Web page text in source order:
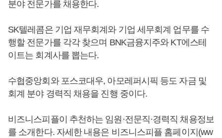
분야 전문가를 채용한다.
SK텔레콤은 기업 재무회계와 기업 세무회계 업무를 수
행할 전문가를 각각 찾으며 BNK금융지주와 KT에스테
이트는 회계사를 뽑는다.
수협중앙회와 포스코대우, 아모레퍼시픽 등도 자금 및
회계 분야 경력직 채용을 진행 중이다.
비즈니스피플이 추천하는 임원·전문직·경력직 채용정보
를 소개한다. 자세한 내용은 비즈니스피플 홈페이지(ww